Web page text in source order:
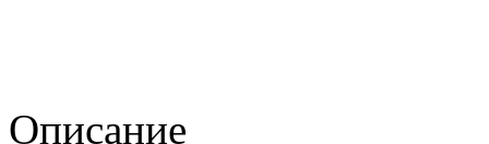
Описание